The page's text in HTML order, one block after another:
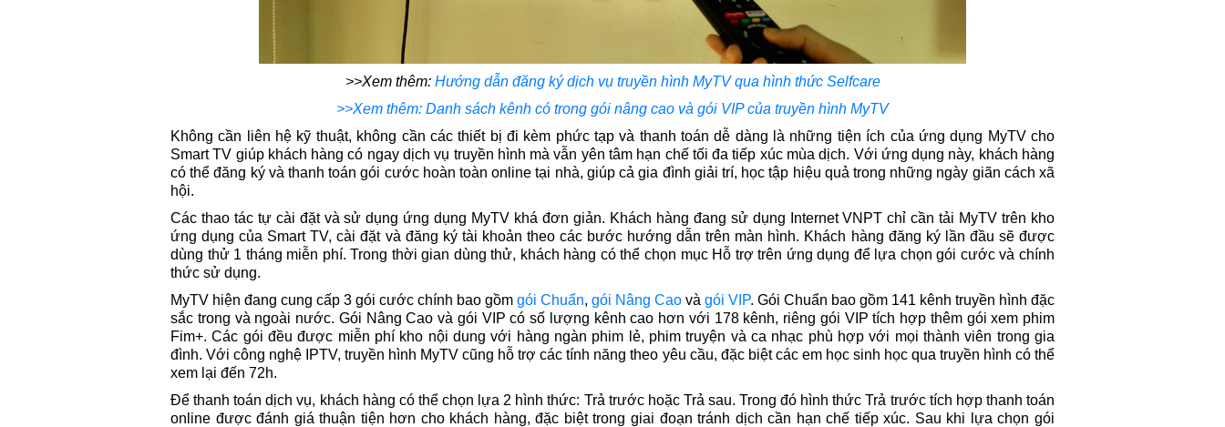
>>Xem thêm: Hướng dẫn đăng ký dịch vụ truyền hình MyTV qua hình thức Selfcare
>>Xem thêm: Danh sách kênh có trong gói nâng cao và gói VIP của truyền hình MyTV
Không cần liên hệ kỹ thuật, không cần các thiết bị đi kèm phức tạp và thanh toán dễ dàng là những tiện ích của ứng dụng MyTV cho
Smart TV giúp khách hàng có ngay dịch vụ truyền hình mà vẫn yên tâm hạn chế tối đa tiếp xúc mùa dịch. Với ứng dụng này, khách hàng
có thể đăng ký và thanh toán gói cước hoàn toàn online tại nhà, giúp cả gia đình giải trí, học tập hiệu quả trong những ngày giãn cách xã
hội.
Các thao tác tự cài đặt và sử dụng ứng dụng MyTV khá đơn giản. Khách hàng đang sử dụng Internet VNPT chỉ cần tải MyTV trên kho
ứng dụng của Smart TV, cài đặt và đăng ký tài khoản theo các bước hướng dẫn trên màn hình. Khách hàng đăng ký lần đầu sẽ được
dùng thử 1 tháng miễn phí. Trong thời gian dùng thử, khách hàng có thể chọn mục Hỗ trợ trên ứng dụng để lựa chọn gói cước và chính
thức sử dụng.
MyTV hiện đang cung cấp 3 gói cước chính bao gồm gói Chuẩn, gói Nâng Cao và gói VIP. Gói Chuẩn bao gồm 141 kênh truyền hình đặc
sắc trong và ngoài nước. Gói Nâng Cao và gói VIP có số lượng kênh cao hơn với 178 kênh, riêng gói VIP tích hợp thêm gói xem phim
Fim+. Các gói đều được miễn phí kho nội dung với hàng ngàn phim lẻ, phim truyện và ca nhạc phù hợp với mọi thành viên trong gia
đình. Với công nghệ IPTV, truyền hình MyTV cũng hỗ trợ các tính năng theo yêu cầu, đặc biệt các em học sinh học qua truyền hình có thể
xem lại đến 72h.
Để thanh toán dịch vụ, khách hàng có thể chọn lựa 2 hình thức: Trả trước hoặc Trả sau. Trong đó hình thức Trả trước tích hợp thanh toán
online được đánh giá thuận tiện hơn cho khách hàng, đặc biệt trong giai đoạn tránh dịch cần hạn chế tiếp xúc. Sau khi lựa chọn gói